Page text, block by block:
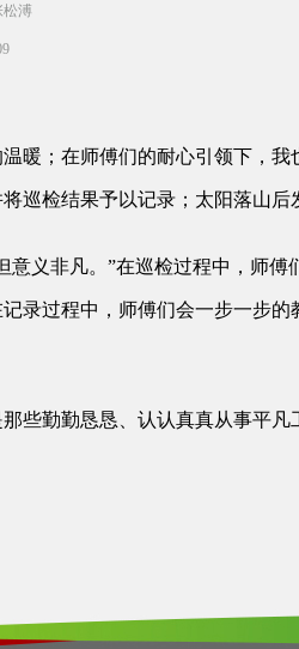
溥
暖；在师傅们的耐心引领下，
巡检结果予以记录；太阳落山
义非凡。”在巡检过程中，师
录过程中，师傅们会一步一步
些勤勤恳恳、认认真真从事平凡